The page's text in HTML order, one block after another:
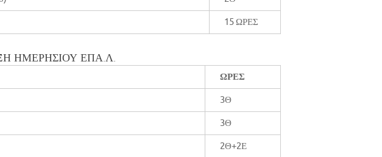
15 ΩΡΕΣ
ΗΜΕΡΗΣΙΟΥ ΕΠΑ.Λ.
ΩΡΕΣ
3Θ
3Θ
2Θ+2Ε